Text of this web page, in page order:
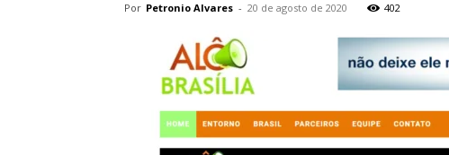
Por Petronio Alvares - 20 de agosto de 2020 402